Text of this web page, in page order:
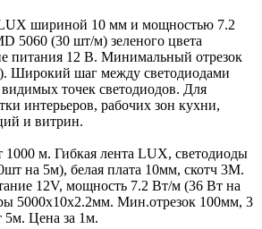
LUX шириной 10 мм и мощностью 7.2
5060 (30 шт/м) зеленого цвета
питания 12 В. Минимальный отрезок
Широкий шаг между светодиодами
точек светодиодов. Для
интерьеров, рабочих зон кухни,
и витрин.
1000 м. Гибкая лента LUX, светодиоды
на 5м), белая плата 10мм, скотч 3М.
12V, мощность 7.2 Вт/м (36 Вт на
5000х10x2.2мм. Мин.отрезок 100мм, 3
5м. Цена за 1м.